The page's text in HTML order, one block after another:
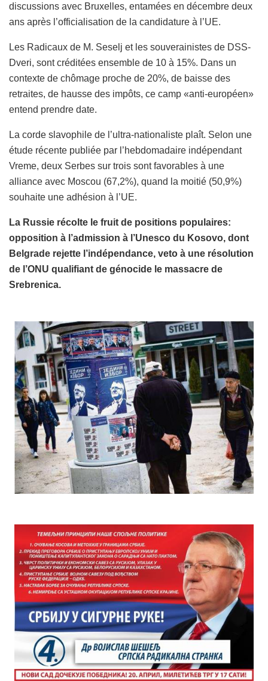
discussions avec Bruxelles, entamées en décembre deux
ans après l’officialisation de la candidature à l’UE.
Les Radicaux de M. Seselj et les souverainistes de DSS-
Dveri, sont créditées ensemble de 10 à 15%. Dans un
contexte de chômage proche de 20%, de baisse des
retraites, de hausse des impôts, ce camp «anti-européen»
entend prendre date.
La corde slavophile de l’ultra-nationaliste plaît. Selon une
étude récente publiée par l’hebdomadaire indépendant
Vreme, deux Serbes sur trois sont favorables à une
alliance avec Moscou (67,2%), quand la moitié (50,9%)
souhaite une adhésion à l’UE.
La Russie récolte le fruit de positions populaires:
opposition à l’admission à l’Unesco du Kosovo, dont
Belgrade rejette l’indépendance, veto à une résolution
de l’ONU qualifiant de génocide le massacre de
Srebrenica.